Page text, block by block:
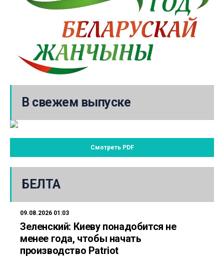
В свежем выпуске
Смотреть PDF
БЕЛТА
09.08.2026 01:03
Зеленский: Киеву понадобится не
менее года, чтобы начать
производство Patriot